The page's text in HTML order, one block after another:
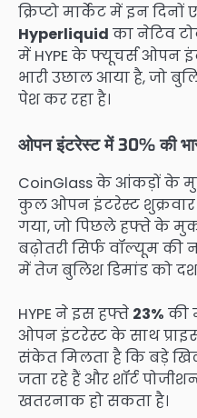
क्रिप्टो मार्केट में इन
Hyperliquid का नेटिव
में HYPE के फ्यूचर्स ओपन
भारी उछाल आया है, जो
पेश कर रहा है।
ओपन इंटरेस्ट में 30% की
CoinGlass के आंकड़ों के
कुल ओपन इंटरेस्ट
गया, जो पिछले हफ्ते के
बढ़ोतरी सिर्फ वॉल्यूम की
में तेज बुलिश डिमांड को
HYPE ने इस हफ्ते 23% की
ओपन इंटरेस्ट के साथ
संकेत मिलता है कि बड़े
जता रहे हैं और शॉर्ट
खतरनाक हो सकता है।